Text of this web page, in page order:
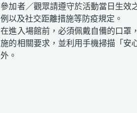
參加者／觀眾請遵守於活動當日生效
例以及社交距離措施等防疫規定。
在進入場館前，必須佩戴自備的口罩
施的相關要求，並利用手機掃描「安
外。